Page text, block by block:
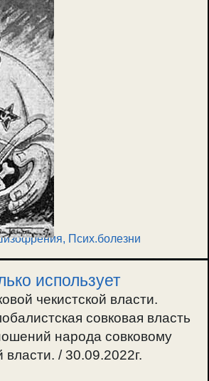
Псих.болезни
использует
чекистской власти.
совковая власть
народа совковому
/ 30.09.2022г.